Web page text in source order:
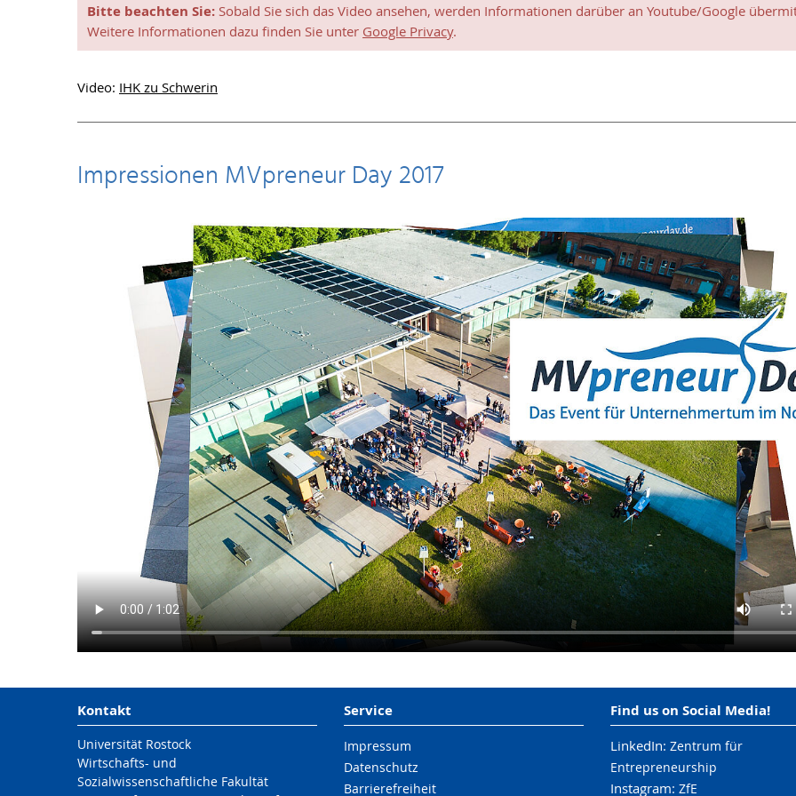
Bitte beachten Sie: Sobald Sie sich das Video ansehen, werden Informationen darüber an Youtube/Google
Weitere Informationen dazu finden Sie unter Google Privacy.
Video: IHK zu Schwerin
Impressionen MVpreneur Day 2017
Kontakt
Universität Rostock
Wirtschafts- und
Sozialwissenschaftliche Fakultät
Service
Impressum
Datenschutz
Barrierefreiheit
Find us on Social Media!
LinkedIn: Zentrum für
Entrepreneurship
Instagram: ZfE